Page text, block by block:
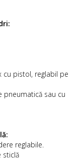
pistol, reglabil pe
pneumatică sau cu
reglabile.
sticlă